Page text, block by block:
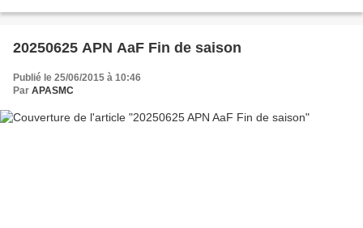
20250625 APN AaF Fin de saison
Publié le 25/06/2015 à 10:46
Par APASMC